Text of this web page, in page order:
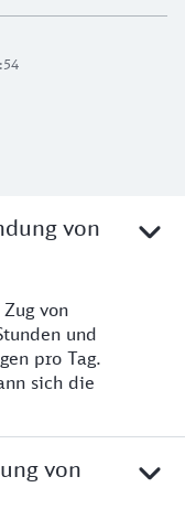
von
von
und
pro Tag.
sich die
von